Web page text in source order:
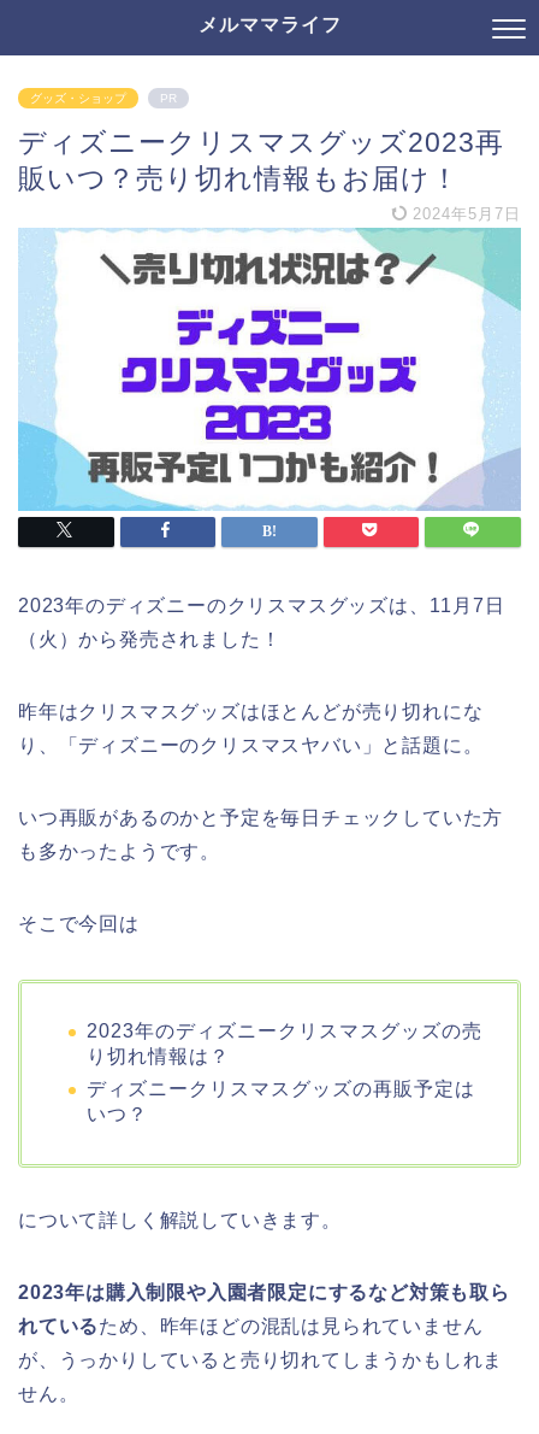
メルママライフ
グッズ・ショップ PR
ディズニークリスマスグッズ2023再
販いつ？売り切れ情報もお届け！
2024年5月7日
2023年のディズニーのクリスマスグッズは、11月7日
（火）から発売されました！
昨年はクリスマスグッズはほとんどが売り切れにな
り、「ディズニーのクリスマスヤバい」と話題に。
いつ再販があるのかと予定を毎日チェックしていた方
も多かったようです。
そこで今回は
2023年のディズニークリスマスグッズの売
り切れ情報は？
ディズニークリスマスグッズの再販予定は
いつ？
について詳しく解説していきます。
2023年は購入制限や入園者限定にするなど対策も取ら
れているため、昨年ほどの混乱は見られていません
が、うっかりしていると売り切れてしまうかもしれま
せん。